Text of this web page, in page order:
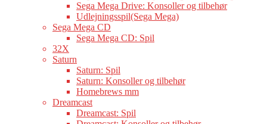
Sega Mega Drive: Konsoller og tilbehør
Udlejningsspil(Sega Mega)
Sega Mega CD
Sega Mega CD: Spil
32X
Saturn
Saturn: Spil
Saturn: Konsoller og tilbehør
Homebrews mm
Dreamcast
Dreamcast: Spil